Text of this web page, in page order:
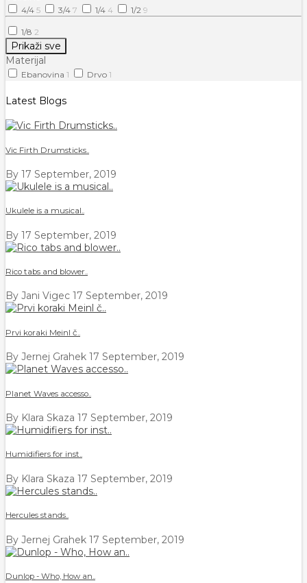
4/​4 5 3/​4 7 1/​4 4 1/​2 9
1/​8 2
Prikaži sve
Materijal
Ebanovina 1 Drvo 1
Latest Blogs
Vic Firth Drumsticks..
By 17 September, 2019
Ukulele is a musical..
By 17 September, 2019
Rico tabs and blower..
By Jani Vigec 17 September, 2019
Prvi koraki Meinl č..
By Jernej Grahek 17 September, 2019
Planet Waves accesso..
By Klara Skaza 17 September, 2019
Humidifiers for inst..
By Klara Skaza 17 September, 2019
Hercules stands..
By Jernej Grahek 17 September, 2019
Dunlop - Who, How an..